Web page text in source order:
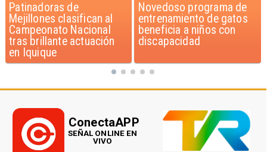
Novedoso programa de
entrenamiento de gatos
beneficia a niños con
discapacidad
Alarmante hábito en
jóvenes de 13 a 15 años
según encuesta del
Minsal
ConectaAPP
SEÑAL ONLINE EN
VIVO